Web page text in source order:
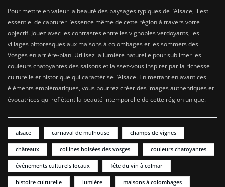
Pour mettre en valeur la beauté des paysages typiques de l’Alsace, il est
essentiel de capturer l’essence même de cette région à travers votre
objectif. Jouez avec les contrastes entre les vignobles verdoyants, les
villages pittoresques aux maisons à colombages et les sommets des
Vosges en arrière-plan. Utilisez la lumière naturelle pour sublimer les
couleurs chatoyantes des saisons et laissez-vous inspirer par la richesse
culturelle et historique qui caractérise l’Alsace. En mettant en avant ces
éléments emblématiques, vous pourrez créer des images authentiques et
évocatrices qui reflètent la beauté intemporelle de cette région unique.
alsace carnaval de mulhouse champs de vignes
châteaux collines boisées des vosges couleurs chatoyantes
événements culturels locaux fête du vin à colmar
histoire culturelle lumière maisons à colombages